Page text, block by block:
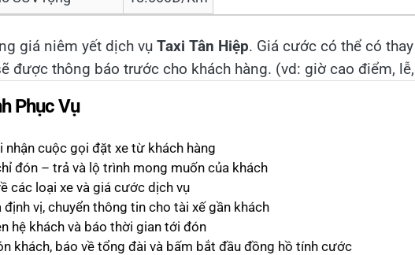
giá niêm yết dịch vụ Taxi Tân Hiệp. Giá cước có thể có
được thông báo trước cho khách hàng. (vd: giờ cao điểm,
Phục Vụ
nhận cuộc gọi đặt xe từ khách hàng
đón – trả và lộ trình mong muốn của khách
các loại xe và giá cước dịch vụ
định vị, chuyển thông tin cho tài xế gần khách
hệ khách và báo thời gian tới đón
khách, báo về tổng đài và bấm bắt đầu đồng hồ tính cước